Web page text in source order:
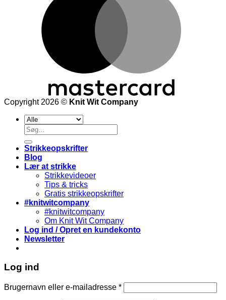
Copyright 2026 © Knit Wit Company
Søg
efter:
Strikkeopskrifter
Blog
Lær at strikke
Strikkevideoer
Tips & tricks
Gratis strikkeopskrifter
#knitwitcompany
#knitwitcompany
Om Knit Wit Company
Log ind / Opret en kundekonto
Newsletter
Log ind
Brugernavn eller e-mailadresse *Påkrævet